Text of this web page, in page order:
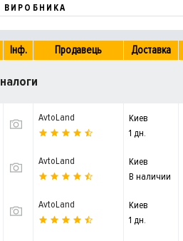
ВИРОБНИКА
Інф. Продавець Доставка
AvtoLand
Киев
1 дн.
AvtoLand
Киев
В наличии
AvtoLand
Киев
1 дн.